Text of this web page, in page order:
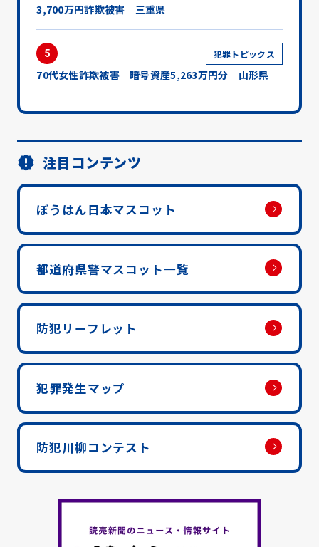
3,700万円詐欺被害 三重県
5 犯罪トピックス
70代女性詐欺被害 暗号資産5,263万円分 山形県
注目コンテンツ
ぼうはん日本マスコット
都道府県警マスコット一覧
防犯リーフレット
犯罪発生マップ
防犯川柳コンテスト